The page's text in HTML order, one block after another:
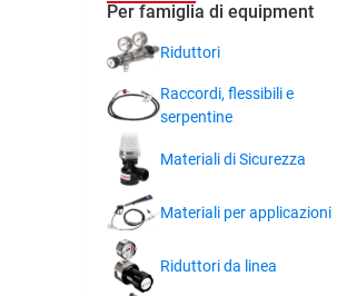
Per famiglia di equipment
Riduttori
Raccordi, flessibili e
serpentine
Materiali di Sicurezza
Materiali per applicazioni
Riduttori da linea